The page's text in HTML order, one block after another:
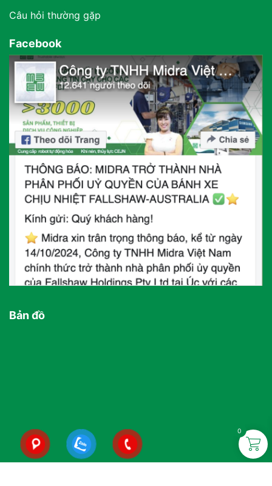
Câu hỏi thường gặp
Facebook
Bản đồ
0